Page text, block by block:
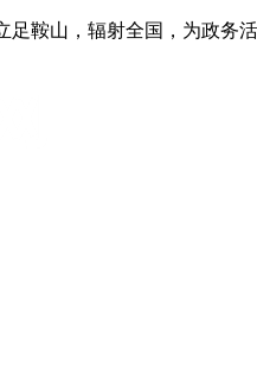
足鞍山，辐射全国，为政务